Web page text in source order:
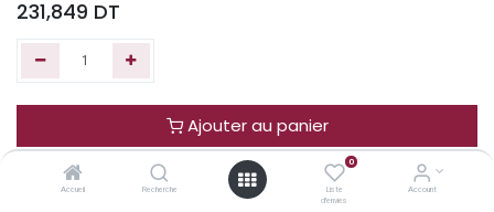
Accueil Recherche
0
Liste
d'envies
Account
231,849 DT
Ajouter au panier
Acheter maintenant